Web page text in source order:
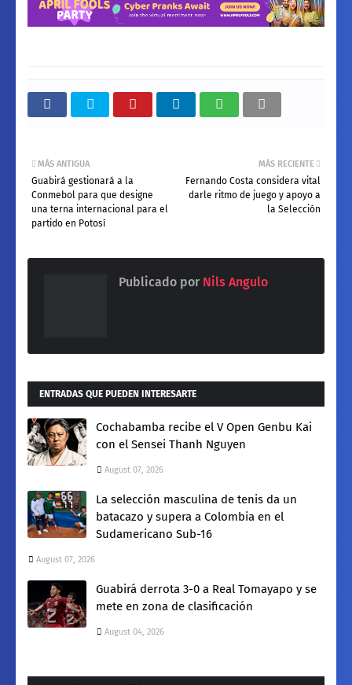
MÁS RECIENTE
Fernando Costa considera vital
darle ritmo de juego y apoyo a
la Selección
MÁS ANTIGUA
Guabirá gestionará a la
Conmebol para que designe
una terna internacional para el
partido en Potosí
Publicado por Nils Angulo
ENTRADAS QUE PUEDEN INTERESARTE
Cochabamba recibe el V Open Genbu Kai
con el Sensei Thanh Nguyen
August 07, 2026
La selección masculina de tenis da un
batacazo y supera a Colombia en el
Sudamericano Sub-16
August 07, 2026
Guabirá derrota 3-0 a Real Tomayapo y se
mete en zona de clasificación
August 04, 2026